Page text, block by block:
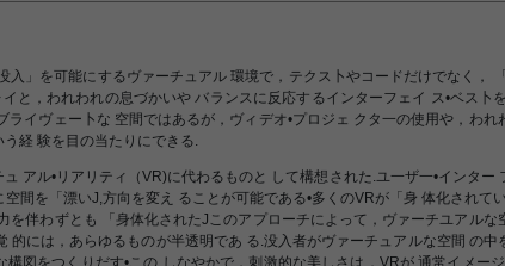
入」を可能にするヴァーチュアル 環境で，テクス卜やコードだけでなく，
と，われわれの息づかいや バランスに反応するインターフェイ ス•ベス
ライヴェー卜な 空間ではあるが，ヴィデオ•プロジェ クタ一の使用や，わ
経 験を目の当たりにできる.
ュ アル•リアリティ（VR)に代わるものと して構想された.ユ一ザ一•インタ
空間を「漂いJ,方向を変え ることが可能である•多くのVRが「身 体化されて
を伴わずとも 「身体化されたJこのアプローチによって，ヴァーチユアル
的には，あらゆるものが半透明であ る.没入者がヴァーチュアルな空間 の
図をつくりだす•この しなやかで，刺激的な美しさは，VRが 通常イメー